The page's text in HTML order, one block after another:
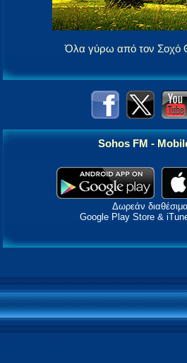
Όλα γύρω από τον Σοχό
Sohos FM -
Δωρεάν
Google Play Store &